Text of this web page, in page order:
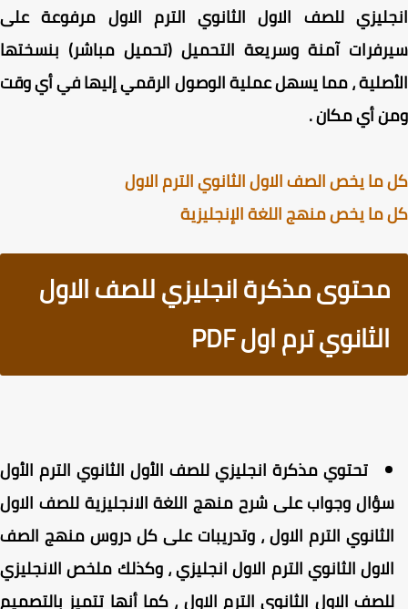
للصف الاول الثانوي الترم الاول مرفوعة على
آمنة وسريعة التحميل (تحميل مباشر) بنسختها
، مما يسهل عملية الوصول الرقمي إليها في أي وقت
أي مكان .
يخص الصف الاول الثانوي الترم الاول
يخص منهج اللغة الإنجليزية
محتوى مذكرة انجليزي للصف الاول
الثانوي ترم اول PDF
تحتوي مذكرة انجليزي للصف الأول الثانوي الترم الأول
وجواب على شرح منهج اللغة الانجليزية للصف الاول
الترم الاول ، وتدريبات على كل دروس منهج الصف
الثانوي الترم الاول انجليزي ، وكذلك ملخص الانجليزي
الاول الثانوي الترم الاول ، كما أنها تتميز بالتصميم